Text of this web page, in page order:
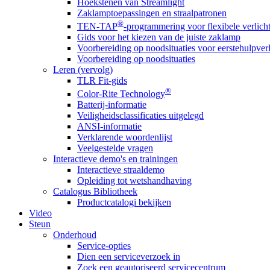
Zaklamptoepassingen en straalpatronen
TEN-TAP®-programmering voor flexibele
Gids voor het kiezen van de juiste zaklamp
Voorbereiding op noodsituaties voor
Voorbereiding op noodsituaties
Leren (vervolg)
TLR Fit-gids
Color-Rite Technology®
Batterij-informatie
Veiligheidsclassificaties uitgelegd
ANSI-informatie
Verklarende woordenlijst
Veelgestelde vragen
Interactieve demo's en trainingen
Interactieve straaldemo
Opleiding tot wetshandhaving
Catalogus Bibliotheek
Productcatalogi bekijken
Video
Steun
Onderhoud
Service-opties
Dien een serviceverzoek in
Zoek een geautoriseerd servicecentrum